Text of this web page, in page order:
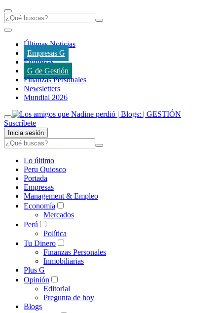
Últimas Noticias
Empresas G
Empresas
G de Gestión
Finanzas Personales
Newsletters
Mundial 2026
Suscríbete
Inicia sesión
Lo último
Peru Quiosco
Portada
Empresas
Management & Empleo
Economía
Mercados
Perú
Política
Tu Dinero
Finanzas Personales
Inmobiliarias
Plus G
Opinión
Editorial
Pregunta de hoy
Blogs